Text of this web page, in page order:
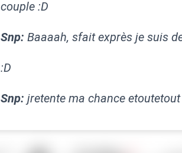
couple :D
Snp: Baaaah, sfait exprès je suis
:D
Snp: jretente ma chance etoutetout